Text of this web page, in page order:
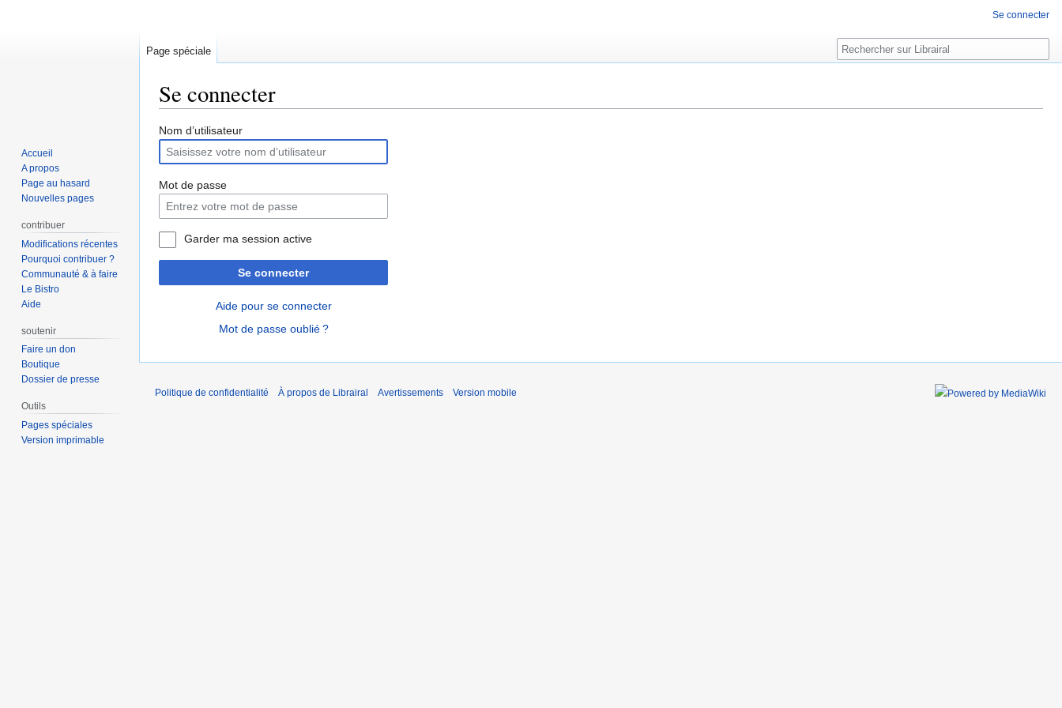
Se connecter
Aller
la
navigation
Aller
la
recherche
Nom d’utilisateur
Mot de passe
Garder ma session active
Se connecter
Aide pour se connecter
Mot de passe oublié ?
Se connecter
Page spéciale Rechercher
Accueil
A propos
Page au hasard
Nouvelles pages
contribuer
Modifications récentes
Pourquoi contribuer ?
Communauté & à faire
Le Bistro
Aide
soutenir
Faire un don
Boutique
Dossier de presse
Outils
Pages spéciales
Version imprimable
Politique de confidentialité À propos de Librairal Avertissements Version mobile